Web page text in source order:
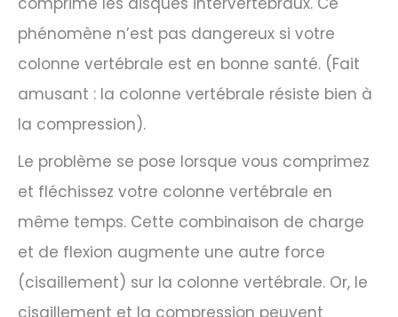
phénomène n’est pas dangereux si votre
colonne vertébrale est en bonne santé. (Fait
amusant : la colonne vertébrale résiste bien à
la compression).
Le problème se pose lorsque vous comprimez
et fléchissez votre colonne vertébrale en
même temps. Cette combinaison de charge
et de flexion augmente une autre force
(cisaillement) sur la colonne vertébrale. Or, le